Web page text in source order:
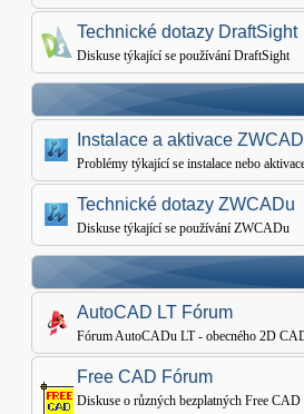
Technické dotazy DraftSight
Diskuse týkající se používání DraftSight
Instalace a aktivace
Problémy týkající se instalace nebo
Technické dotazy ZWCADu
Diskuse týkající se používání ZWCADu
AutoCAD LT Fórum
Fórum AutoCADu LT - obecného 2D
Free CAD Fórum
Diskuse o různých bezplatných Free